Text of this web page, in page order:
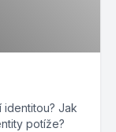
identitou? Jak
potíže?